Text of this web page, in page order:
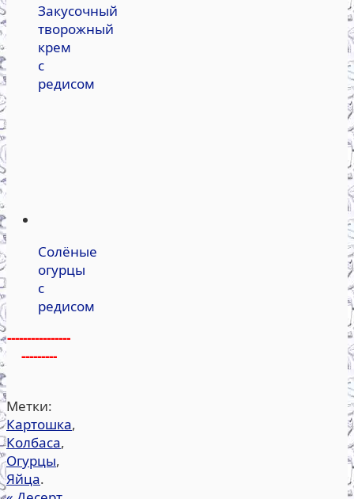
Закусочный
творожный
крем
с
редисом
Солёные
огурцы
с
редисом
----------------
---------
Метки:
Картошка,
Колбаса,
Огурцы,
Яйца.